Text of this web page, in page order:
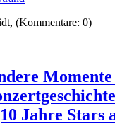
(Kommentare: 0)
Momente
Jahre Stars